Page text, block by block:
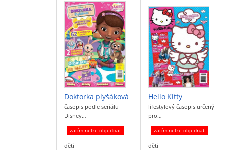
Doktorka plyšáková
časopis podle seriálu
Disney…
zatím nelze objednat
děti
Hello Kitty
lifestylový časopis určený
pro…
zatím nelze objednat
děti